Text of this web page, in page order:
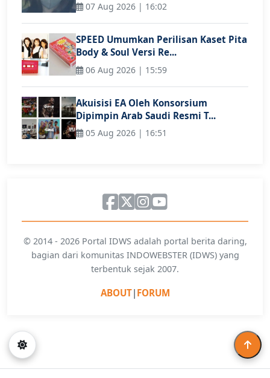
07 Aug 2026 | 16:02
SPEED Umumkan Perilisan Kaset Pita
Body & Soul Versi Re...
06 Aug 2026 | 15:59
Akuisisi EA Oleh Konsorsium
Dipimpin Arab Saudi Resmi T...
05 Aug 2026 | 16:51
© 2014 - 2026 Portal IDWS adalah portal berita daring,
bagian dari komunitas INDOWEBSTER (IDWS) yang
terbentuk sejak 2007.
ABOUT| FORUM